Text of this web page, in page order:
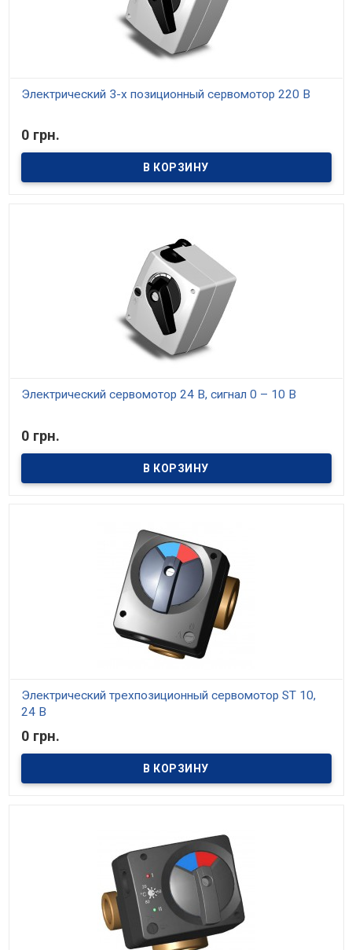
Электрический 3-х позиционный сервомотор 220 В
0 грн.
Электрический сервомотор 24 В, сигнал 0 – 10 В
Электрический сервомотор 24 В, сигнал 0 – 10 В
0 грн.
Электрический трехпозиционный сервомотор ST 10,
24 В
В наличии
Электрический трехпозиционный сервомотор ST 10, 24 В
0 грн.